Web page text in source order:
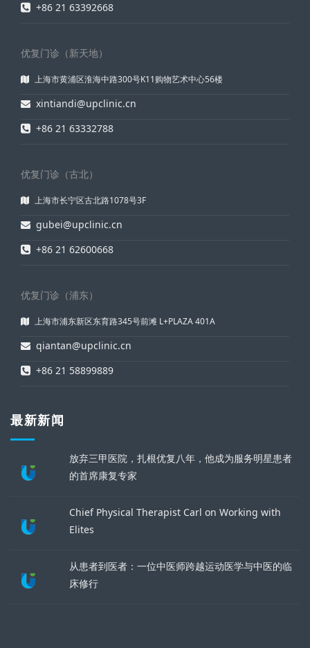
+86 21 63392668
优复门诊（新天地）
上海市黄浦区淮海中路300号K11购物艺术中心56楼
xintiandi@upclinic.cn
+86 21 63332788
优复门诊（古北）
上海市长宁区古北路1078号3F
gubei@upclinic.cn
+86 21 62600668
优复门诊（浦东）
上海市浦东新区东育路345号前滩 L+PLAZA 401A
qiantan@upclinic.cn
+86 21 58899889
最新新闻
放弃三甲医院，扎根优复八年，他成为服务明星患者
的首席康复专家
Chief Physical Therapist Carl on Working with
Elites
从患者到医者：一位中医师跨越运动医学与中医的临
床修行